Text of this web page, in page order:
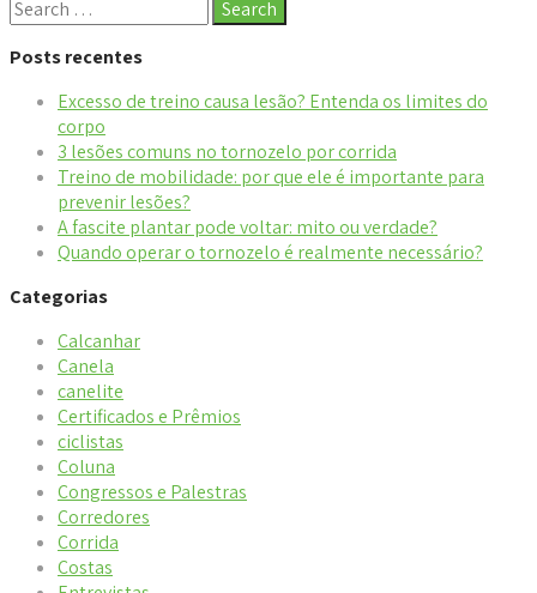
Posts recentes
Excesso de treino causa lesão? Entenda os limites do
corpo
3 lesões comuns no tornozelo por corrida
Treino de mobilidade: por que ele é importante para
prevenir lesões?
A fascite plantar pode voltar: mito ou verdade?
Quando operar o tornozelo é realmente necessário?
Categorias
Calcanhar
Canela
canelite
Certificados e Prêmios
ciclistas
Coluna
Congressos e Palestras
Corredores
Corrida
Costas